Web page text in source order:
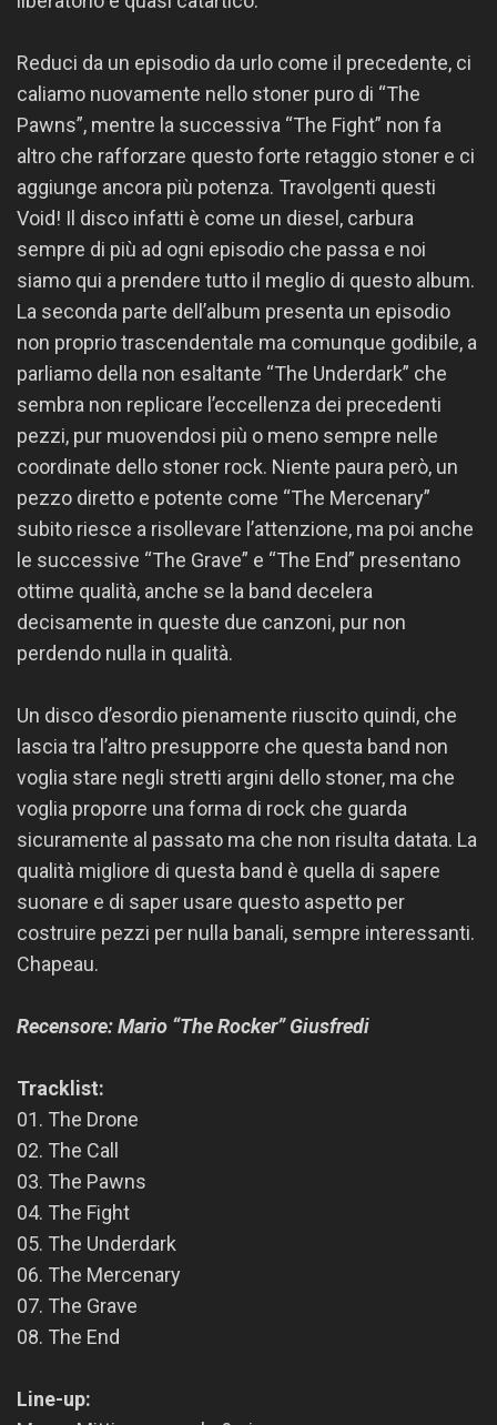
Reduci da un episodio da urlo come il precedente, ci
caliamo nuovamente nello stoner puro di “The
Pawns”, mentre la successiva “The Fight” non fa
altro che rafforzare questo forte retaggio stoner e ci
aggiunge ancora più potenza. Travolgenti questi
Void! Il disco infatti è come un diesel, carbura
sempre di più ad ogni episodio che passa e noi
siamo qui a prendere tutto il meglio di questo album.
La seconda parte dell’album presenta un episodio
non proprio trascendentale ma comunque godibile, a
parliamo della non esaltante “The Underdark” che
sembra non replicare l’eccellenza dei precedenti
pezzi, pur muovendosi più o meno sempre nelle
coordinate dello stoner rock. Niente paura però, un
pezzo diretto e potente come “The Mercenary”
subito riesce a risollevare l’attenzione, ma poi anche
le successive “The Grave” e “The End” presentano
ottime qualità, anche se la band decelera
decisamente in queste due canzoni, pur non
perdendo nulla in qualità.
Un disco d’esordio pienamente riuscito quindi, che
lascia tra l’altro presupporre che questa band non
voglia stare negli stretti argini dello stoner, ma che
voglia proporre una forma di rock che guarda
sicuramente al passato ma che non risulta datata. La
qualità migliore di questa band è quella di sapere
suonare e di saper usare questo aspetto per
costruire pezzi per nulla banali, sempre interessanti.
Chapeau.
Recensore: Mario “The Rocker” Giusfredi
Tracklist:
01. The Drone
02. The Call
03. The Pawns
04. The Fight
05. The Underdark
06. The Mercenary
07. The Grave
08. The End
Line-up: